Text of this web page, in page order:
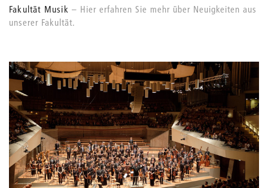
Fakultät Musik
Hier erfahren Sie mehr über Neuigkeiten aus
unserer Fakultät.